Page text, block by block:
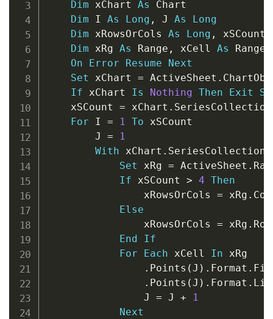
Dim xChart As Chart
Dim I As Long , J As
Long
Dim xRowsOrCols As Long , xSCount
Dim xRg As Range , xCell As Range
On
Error Resume
Next
Set xChart = ActiveSheet .
If xChart Is Nothing Then Exit
    xSCount
= xChart . SeriesCollection
For I = 1 To xSCount
        J
=
1
With xChart . SeriesCollection
Set xRg = ActiveSheet .
If xSCount > 4 Then
                xRowsOrCols
= xRg .
Else
                xRowsOrCols
= xRg .
End
If
For
Each xCell In xRg
. Points (J ) . Format .
. Points (J ) . Format .
                J
= J +
1
Next